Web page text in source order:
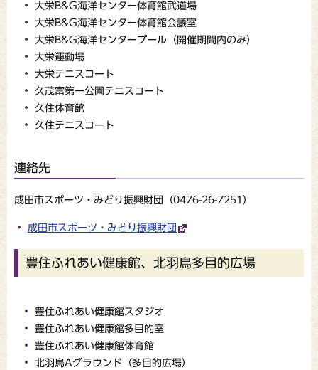
大栄B&G海洋センター体育館武道場
大栄B&G海洋センター体育館会議室
大栄B&G海洋センタープール（開催期間内のみ）
大栄運動場
大栄テニスコート
久茂富第一公園テニスコート
久住体育館
久住テニスコート
連絡先
成田市スポーツ・みどり振興財団（0476-26-7251）
成田市スポーツ・みどり振興財団
豊住ふれあい健康館、北羽鳥多目的広場
豊住ふれあい健康館スタジオ
豊住ふれあい健康館多目的室
豊住ふれあい健康館体育館
北羽鳥Aグラウンド（多目的広場）